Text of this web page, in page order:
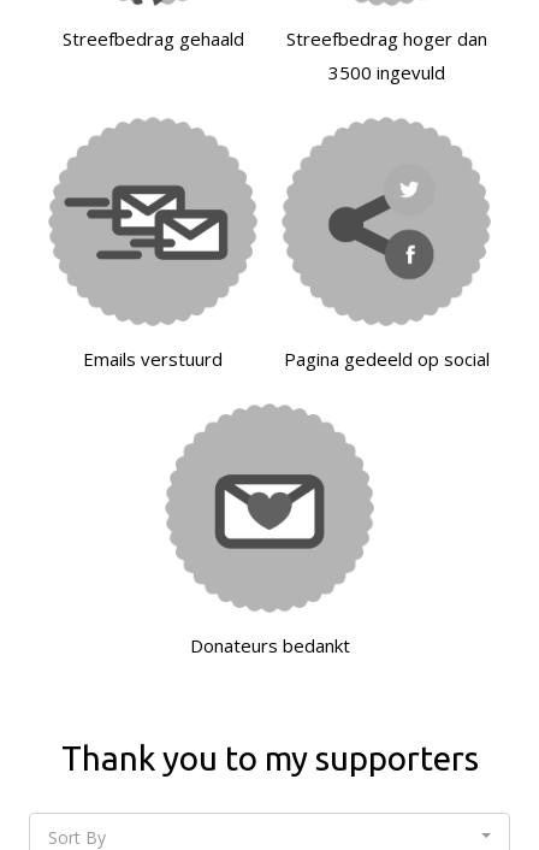
Streefbedrag gehaald
Streefbedrag hoger dan
3500 ingevuld
Emails verstuurd Pagina gedeeld op social
Donateurs bedankt
Thank you to my supporters
Sort By